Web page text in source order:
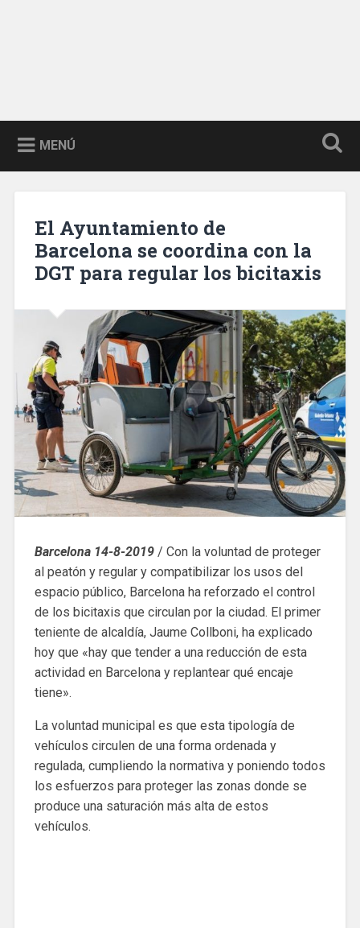
MENÚ
El Ayuntamiento de
Barcelona se coordina con la
DGT para regular los bicitaxis
Barcelona 14-8-2019/ Con la voluntad de proteger
al peatón y regular y compatibilizar los usos del
espacio público, Barcelona ha reforzado el control
de los bicitaxis que circulan por la ciudad. El primer
teniente de alcaldía, Jaume Collboni, ha explicado
hoy que «hay que tender a una reducción de esta
actividad en Barcelona y replantear qué encaje
tiene».
La voluntad municipal es que esta tipología de
vehículos circulen de una forma ordenada y
regulada, cumpliendo la normativa y poniendo todos
los esfuerzos para proteger las zonas donde se
produce una saturación más alta de estos
vehículos.